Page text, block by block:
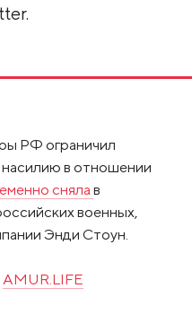
РФ ограничил
насилию в отношении
сняла в
военных,
Энди Стоун.
AMUR.LIFE